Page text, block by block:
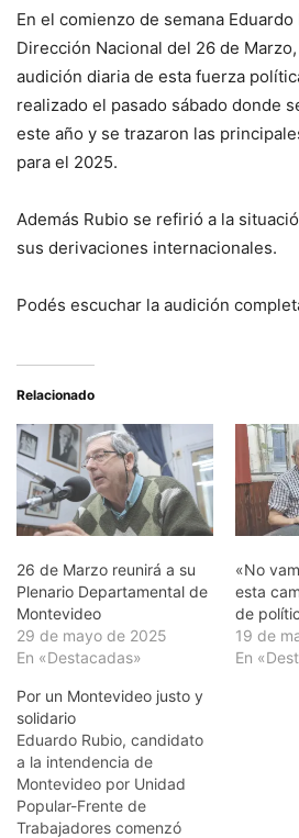
En el comienzo de semana
Dirección Nacional del 26 de
audición diaria de esta fuerza
realizado el pasado sábado donde
este año y se trazaron las
para el 2025.
Además Rubio se refirió a la
sus derivaciones internacionales.
Podés escuchar la audición
Relacionado
26 de Marzo reunirá a su
Plenario Departamental de
Montevideo
29 de mayo de 2025
En «Destacadas»
«No
esta
de
19 de
En
Por un Montevideo justo y
solidario
Eduardo Rubio, candidato
a la intendencia de
Montevideo por Unidad
Popular-Frente de
Trabajadores comenzó